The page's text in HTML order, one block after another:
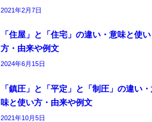
2021年2月7日
「住屋」と「住宅」の違い・意味と使い
方・由来や例文
2024年6月15日
「鎮圧」と「平定」と「制圧」の違い
味と使い方・由来や例文
2021年10月5日